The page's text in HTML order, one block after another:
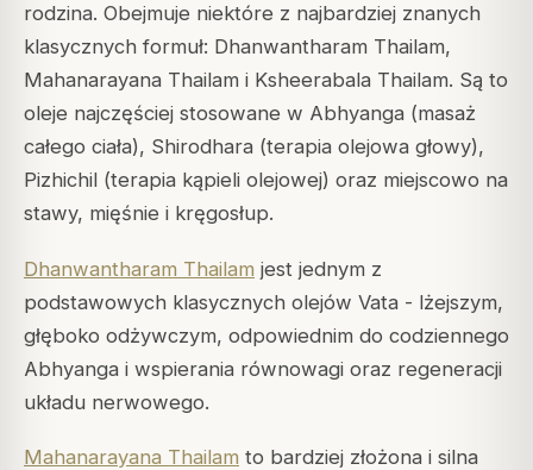
rodzina. Obejmuje niektóre z najbardziej znanych
klasycznych formuł: Dhanwantharam Thailam,
Mahanarayana Thailam i Ksheerabala Thailam. Są to
oleje najczęściej stosowane w Abhyanga (masaż
całego ciała), Shirodhara (terapia olejowa głowy),
Pizhichil (terapia kąpieli olejowej) oraz miejscowo na
stawy, mięśnie i kręgosłup.
Dhanwantharam Thailam jest jednym z
podstawowych klasycznych olejów Vata - lżejszym,
głęboko odżywczym, odpowiednim do codziennego
Abhyanga i wspierania równowagi oraz regeneracji
układu nerwowego.
Mahanarayana Thailam to bardziej złożona i silna